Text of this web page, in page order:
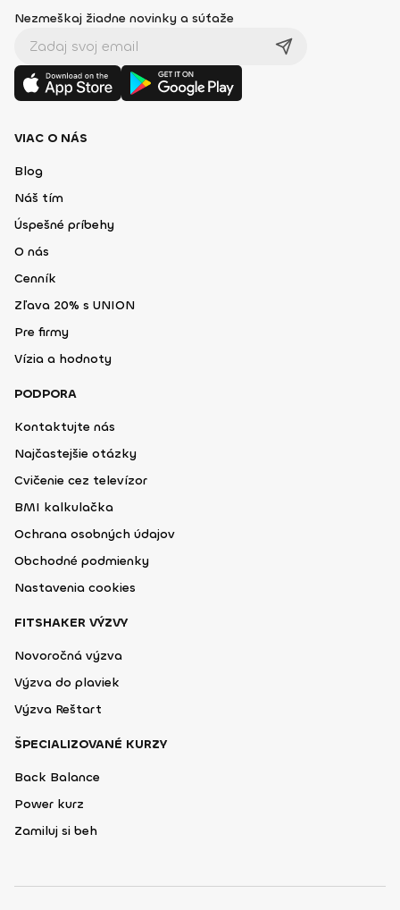
Nezmeškaj žiadne novinky a súťaže
VIAC O NÁS
Blog
Náš tím
Úspešné príbehy
O nás
Cenník
Zľava 20% s UNION
Pre firmy
Vízia a hodnoty
PODPORA
Kontaktujte nás
Najčastejšie otázky
Cvičenie cez televízor
BMI kalkulačka
Ochrana osobných údajov
Obchodné podmienky
Nastavenia cookies
FITSHAKER VÝZVY
Novoročná výzva
Výzva do plaviek
Výzva Reštart
ŠPECIALIZOVANÉ KURZY
Back Balance
Power kurz
Zamiluj si beh